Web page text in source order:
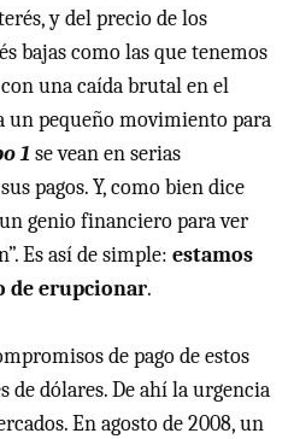
y del precio de los
bajas como las que tenemos
una caída brutal en el
un pequeño movimiento para
1 se vean en serias
pagos. Y, como bien dice
genio financiero para ver
Es así de simple: estamos
de erupcionar.
de pago de estos
de dólares. De ahí la urgencia
En agosto de 2008, un